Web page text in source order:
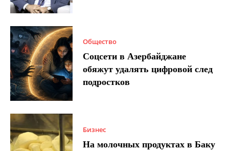
Общество
Соцсети в Азербайджане
обяжут удалять цифровой след
подростков
Бизнес
На молочных продуктах в Баку